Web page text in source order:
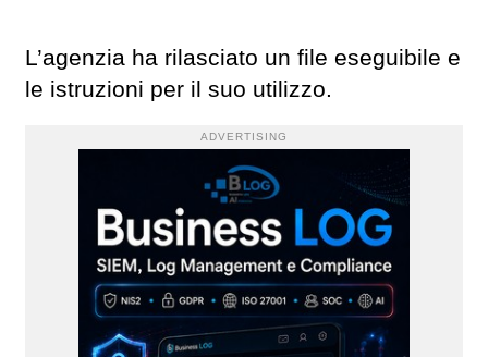
L’agenzia ha rilasciato un file eseguibile e
le istruzioni per il suo utilizzo.
ADVERTISING